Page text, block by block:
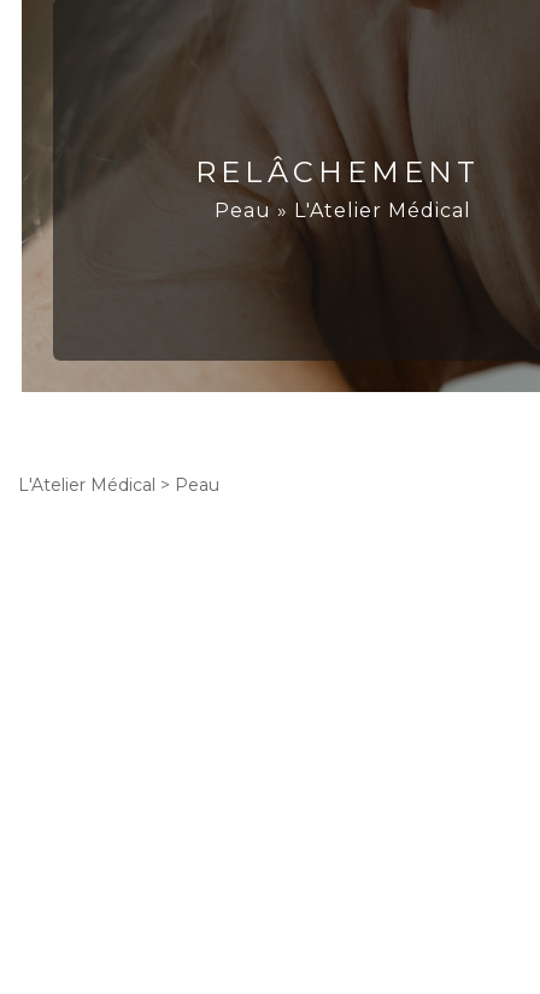
RELÂCHEMENT
Peau » L'Atelier Médical
L'Atelier Médical > Peau